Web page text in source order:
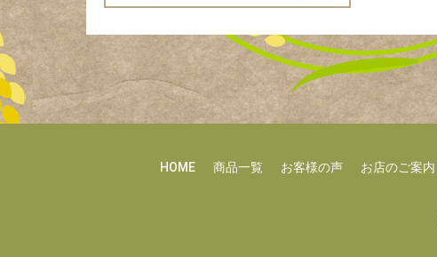
HOME 商品一覧 お客様の声 お店のご案内